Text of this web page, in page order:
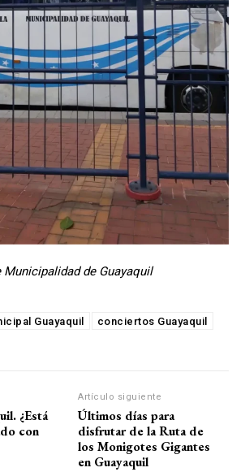
de Guayaquil
Guayaquil
conciertos Guayaquil
¿Está
con
Artículo siguiente
Últimos días para
disfrutar de la Ruta de
los Monigotes Gigantes
en Guayaquil